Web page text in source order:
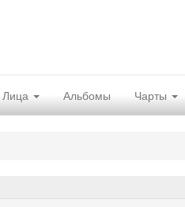
Лица Альбомы Чарты